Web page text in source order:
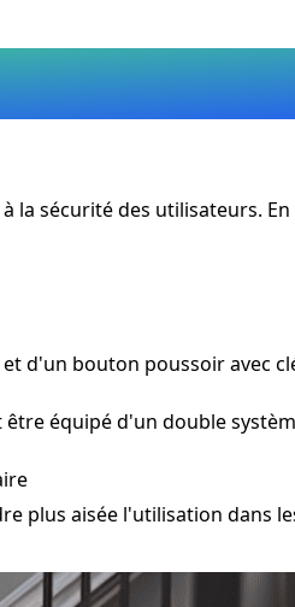
sécurité des utilisateurs. En
d'un bouton poussoir avec
équipé d'un double
plus aisée l'utilisation dans